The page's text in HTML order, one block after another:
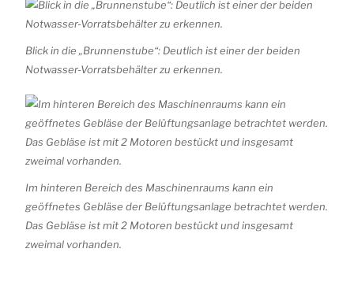
Blick in die „Brunnenstube“: Deutlich ist einer der beiden
Notwasser-Vorratsbehälter zu erkennen.
Im hinteren Bereich des Maschinenraums kann ein
geöffnetes Gebläse der Belüftungsanlage betrachtet werden.
Das Gebläse ist mit 2 Motoren bestückt und insgesamt
zweimal vorhanden.